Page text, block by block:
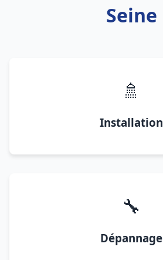
Seine
🚿
Installation
🔧
Dépannage